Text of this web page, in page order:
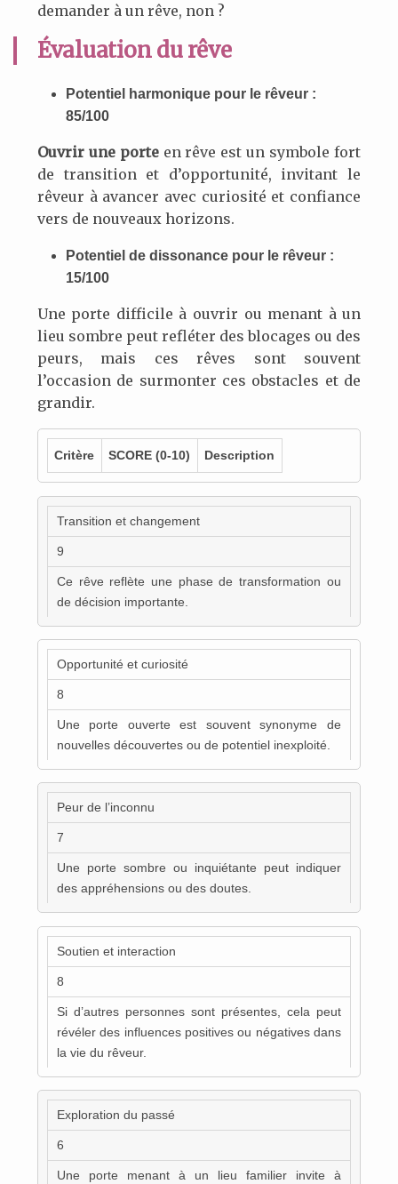
demander à un rêve, non ?
Évaluation du rêve
Potentiel harmonique pour le rêveur :
85/100
Ouvrir une porteen rêve est un symbole fort
de transition et d’opportunité, invitant le
rêveur à avancer avec curiosité et confiance
vers de nouveaux horizons.
Potentiel de dissonance pour le rêveur :
15/100
Une porte difficile à ouvrir ou menant à un
lieu sombre peut refléter des blocages ou des
peurs, mais ces rêves sont souvent
l’occasion de surmonter ces obstacles et de
grandir.
Critère SCORE (0-10) Description
Transition et changement
9
Ce rêve reflète une phase de transformation ou
de décision importante.
Opportunité et curiosité
8
Une porte ouverte est souvent synonyme de
nouvelles découvertes ou de potentiel inexploité.
Peur de l’inconnu
7
Une porte sombre ou inquiétante peut indiquer
des appréhensions ou des doutes.
Soutien et interaction
8
Si d’autres personnes sont présentes, cela peut
révéler des influences positives ou négatives dans
la vie du rêveur.
Exploration du passé
6
Une porte menant à un lieu familier invite à